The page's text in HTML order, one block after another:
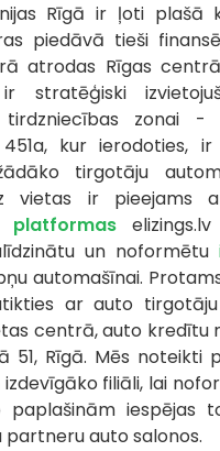
Rīgā ir ļoti plašā
piedāvā tieši
atrodas Rīgas
stratēģiski
zonai -
kur ierodoties, ir
tirgotāju
vietas ir pieejams
platformas
un noformētu
automašīnai.
ar auto tirgotāju
centrā, auto kredītu
51, Rīgā. Mēs noteikti
filiāli, lai
paplašinām iespējas
auto salonos.